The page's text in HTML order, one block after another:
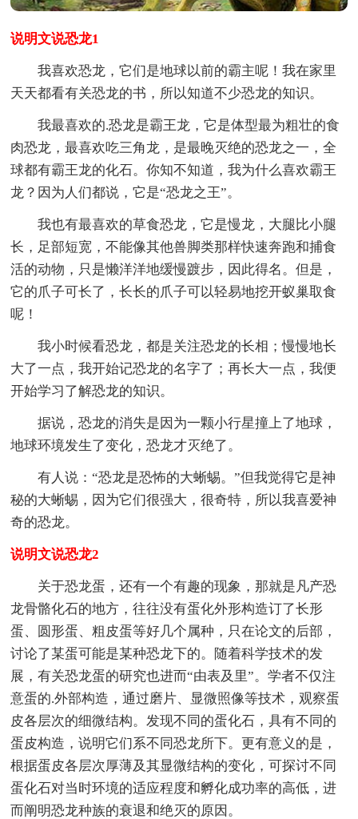
说明文说恐龙1
我喜欢恐龙，它们是地球以前的霸主呢！我在家里
天天都看有关恐龙的书，所以知道不少恐龙的知识。
我最喜欢的.恐龙是霸王龙，它是体型最为粗壮的食
肉恐龙，最喜欢吃三角龙，是最晚灭绝的恐龙之一，全
球都有霸王龙的化石。你知不知道，我为什么喜欢霸王
龙？因为人们都说，它是“恐龙之王”。
我也有最喜欢的草食恐龙，它是慢龙，大腿比小腿
长，足部短宽，不能像其他兽脚类那样快速奔跑和捕食
活的动物，只是懒洋洋地缓慢踱步，因此得名。但是，
它的爪子可长了，长长的爪子可以轻易地挖开蚁巢取食
呢！
我小时候看恐龙，都是关注恐龙的长相；慢慢地长
大了一点，我开始记恐龙的名字了；再长大一点，我便
开始学习了解恐龙的知识。
据说，恐龙的消失是因为一颗小行星撞上了地球，
地球环境发生了变化，恐龙才灭绝了。
有人说：“恐龙是恐怖的大蜥蜴。”但我觉得它是神
秘的大蜥蜴，因为它们很强大，很奇特，所以我喜爱神
奇的恐龙。
说明文说恐龙2
关于恐龙蛋，还有一个有趣的现象，那就是凡产恐
龙骨骼化石的地方，往往没有蛋化外形构造订了长形
蛋、圆形蛋、粗皮蛋等好几个属种，只在论文的后部，
讨论了某蛋可能是某种恐龙下的。随着科学技术的发
展，有关恐龙蛋的研究也进而“由表及里”。学者不仅注
意蛋的.外部构造，通过磨片、显微照像等技术，观察蛋
皮各层次的细微结构。发现不同的蛋化石，具有不同的
蛋皮构造，说明它们系不同恐龙所下。更有意义的是，
根据蛋皮各层次厚薄及其显微结构的变化，可探讨不同
蛋化石对当时环境的适应程度和孵化成功率的高低，进
而阐明恐龙种族的衰退和绝灭的原因。